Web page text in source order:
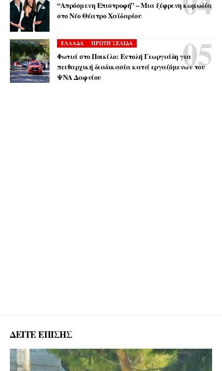
“Απρόσμενη Επιστροφή” – Μια ξέφρενη κωμωδία
στο Νέο Θέατρο Χαϊδαρίου
ΕΛΛΑΔΑ ΠΡΩΤΗ ΣΕΛΙΔΑ
Φωτιά στο Ποικίλο: Εντολή Γεωργιάδη για
πειθαρχική διαδικασία κατά εργαζόμενων του
ΨΝΑ Δαφνίου
ΔΕΙΤΕ ΕΠΙΣΗΣ